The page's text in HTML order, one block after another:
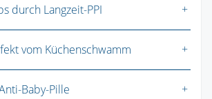
durch Langzeit-PPI
vom Küchenschwamm
Baby-Pille